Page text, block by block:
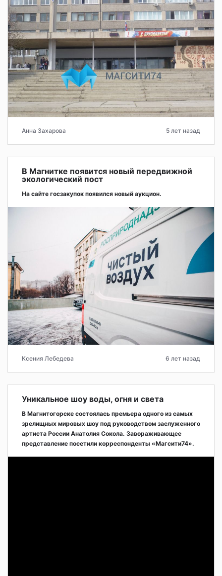
Анна Захарова 5 лет назад
В Магнитке появится новый передвижной
экологический пост
На сайте госзакупок появился новый аукцион.
Ксения Лебедева 6 лет назад
Уникальное шоу воды, огня и света
В Магнитогорске состоялась премьера одного из самых
зрелищных мировых шоу под руководством заслуженного
артиста России Анатолия Сокола. Завораживающее
представление посетили корреспонденты «Магсити74».